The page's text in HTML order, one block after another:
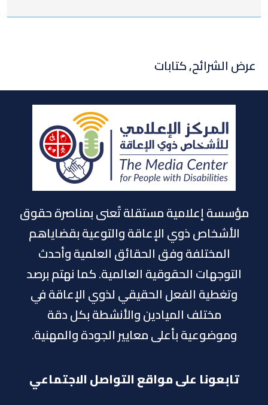
على
تويتر
فيعلى
إن
عرض الشرائح,كتابات
مؤسسة إعلامية مستقلة تٌعنى بمناصرة حقوق
الأشخاص ذوي الإعاقة والتوعية بقضاياهم
المختلفة وفق الحقائق العلمية وأحدث
التوجهات الحقوقية العالمية. كما نهتم برصد
وتغطية الفعل الحقيقي لذوي الإعاقة في
مختلف الميادين والأنشطة بكل دقة
وموضوعية بأعلى معايير الجودة والمهنية.
تابعونا على مواقع التواصل الاجتماعي